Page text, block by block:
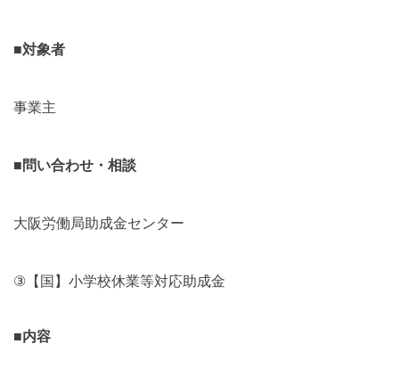
■対象者
事業主
■問い合わせ・相談
大阪労働局助成金センター
③ 【国】小学校休業等対応助成金
■内容